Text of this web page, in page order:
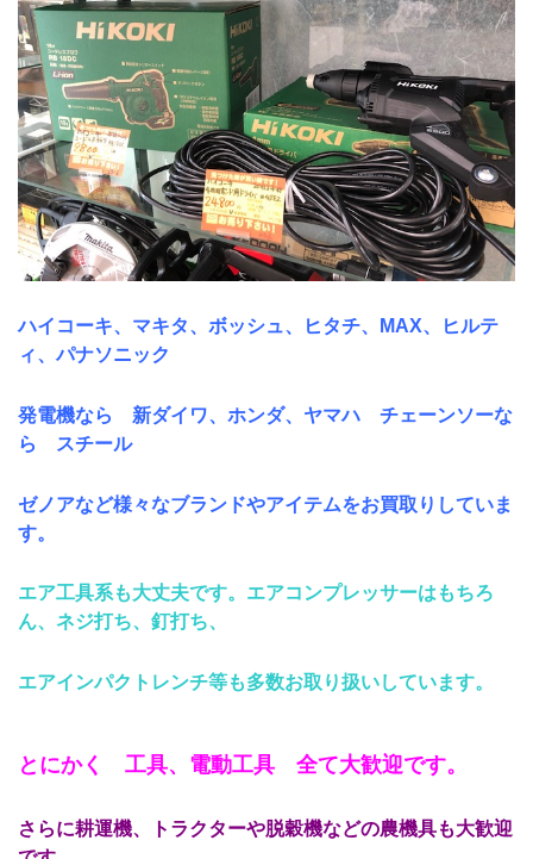
ハイコーキ、マキタ、ボッシュ、ヒタチ、MAX、ヒルテ
ィ、パナソニック
発電機なら 新ダイワ、ホンダ、ヤマハ チェーンソーな
ら スチール
ゼノアなど様々なブランドやアイテムをお買取りしていま
す。
エア工具系も大丈夫です。エアコンプレッサーはもちろ
ん、ネジ打ち、釘打ち、
エアインパクトレンチ等も多数お取り扱いしています。
とにかく 工具、電動工具 全て大歓迎です。
さらに耕運機、トラクターや脱穀機などの農機具も大歓迎